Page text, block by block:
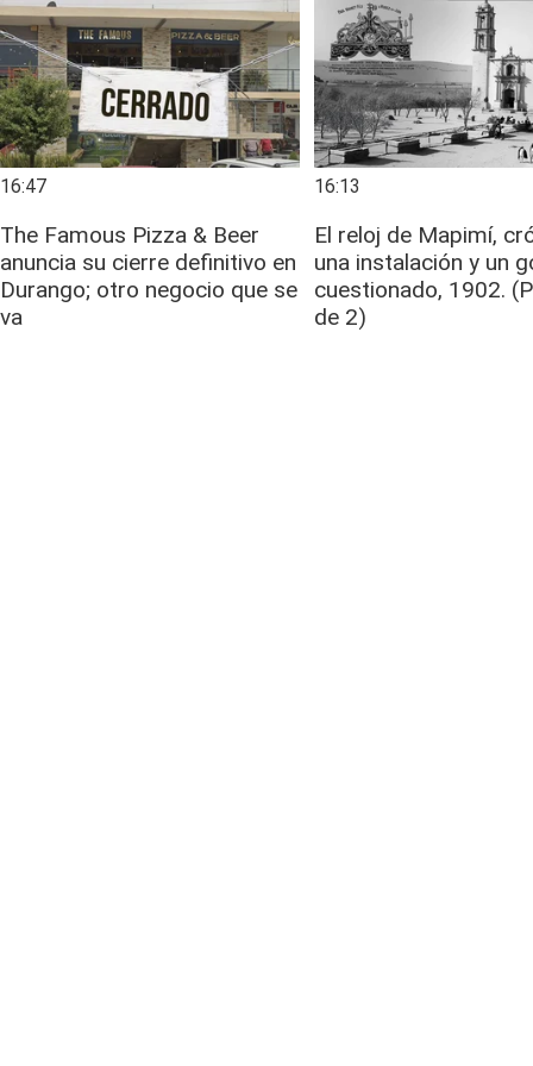
16:47
The Famous Pizza & Beer
anuncia su cierre definitivo en
Durango; otro negocio que se
va
16:13
El reloj de Mapimí,
una instalación y un
cuestionado, 1902.
de 2)